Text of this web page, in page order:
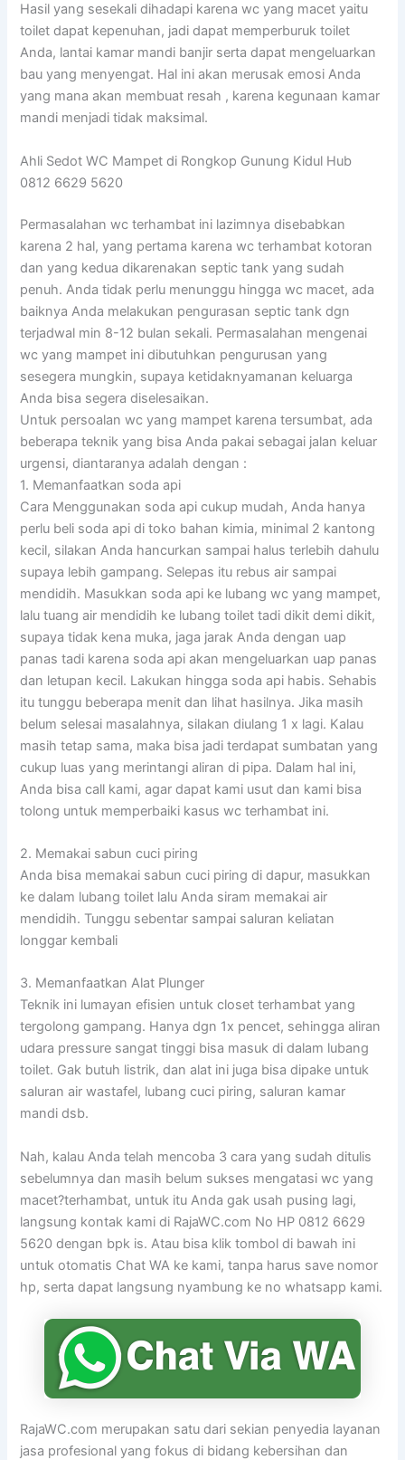
Hasil yang sesekali dihadapi karena wc yang macet yaitu
toilet dapat kepenuhan, jadi dapat memperburuk toilet
Anda, lantai kamar mandi banjir serta dapat mengeluarkan
bau yang menyengat. Hal ini akan merusak emosi Anda
yang mana akan membuat resah , karena kegunaan kamar
mandi menjadi tidak maksimal.
Ahli Sedot WC Mampet di Rongkop Gunung Kidul Hub
0812 6629 5620
Permasalahan wc terhambat ini lazimnya disebabkan
karena 2 hal, yang pertama karena wc terhambat kotoran
dan yang kedua dikarenakan septic tank yang sudah
penuh. Anda tidak perlu menunggu hingga wc macet, ada
baiknya Anda melakukan pengurasan septic tank dgn
terjadwal min 8-12 bulan sekali. Permasalahan mengenai
wc yang mampet ini dibutuhkan pengurusan yang
sesegera mungkin, supaya ketidaknyamanan keluarga
Anda bisa segera diselesaikan.
Untuk persoalan wc yang mampet karena tersumbat, ada
beberapa teknik yang bisa Anda pakai sebagai jalan keluar
urgensi, diantaranya adalah dengan :
1. Memanfaatkan soda api
Cara Menggunakan soda api cukup mudah, Anda hanya
perlu beli soda api di toko bahan kimia, minimal 2 kantong
kecil, silakan Anda hancurkan sampai halus terlebih dahulu
supaya lebih gampang. Selepas itu rebus air sampai
mendidih. Masukkan soda api ke lubang wc yang mampet,
lalu tuang air mendidih ke lubang toilet tadi dikit demi dikit,
supaya tidak kena muka, jaga jarak Anda dengan uap
panas tadi karena soda api akan mengeluarkan uap panas
dan letupan kecil. Lakukan hingga soda api habis. Sehabis
itu tunggu beberapa menit dan lihat hasilnya. Jika masih
belum selesai masalahnya, silakan diulang 1 x lagi. Kalau
masih tetap sama, maka bisa jadi terdapat sumbatan yang
cukup luas yang merintangi aliran di pipa. Dalam hal ini,
Anda bisa call kami, agar dapat kami usut dan kami bisa
tolong untuk memperbaiki kasus wc terhambat ini.
2. Memakai sabun cuci piring
Anda bisa memakai sabun cuci piring di dapur, masukkan
ke dalam lubang toilet lalu Anda siram memakai air
mendidih. Tunggu sebentar sampai saluran keliatan
longgar kembali
3. Memanfaatkan Alat Plunger
Teknik ini lumayan efisien untuk closet terhambat yang
tergolong gampang. Hanya dgn 1x pencet, sehingga aliran
udara pressure sangat tinggi bisa masuk di dalam lubang
toilet. Gak butuh listrik, dan alat ini juga bisa dipake untuk
saluran air wastafel, lubang cuci piring, saluran kamar
mandi dsb.
Nah, kalau Anda telah mencoba 3 cara yang sudah ditulis
sebelumnya dan masih belum sukses mengatasi wc yang
macet?terhambat, untuk itu Anda gak usah pusing lagi,
langsung kontak kami di RajaWC.com No HP 0812 6629
5620 dengan bpk is. Atau bisa klik tombol di bawah ini
untuk otomatis Chat WA ke kami, tanpa harus save nomor
hp, serta dapat langsung nyambung ke no whatsapp kami.
RajaWC.com merupakan satu dari sekian penyedia layanan
jasa profesional yang fokus di bidang kebersihan dan